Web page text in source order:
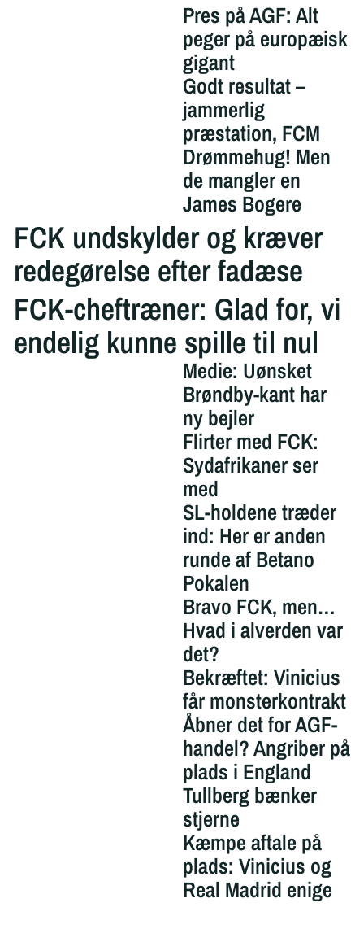
Pres på AGF: Alt
peger på europæisk
gigant
Godt resultat –
jammerlig
præstation, FCM
Drømmehug! Men
de mangler en
James Bogere
FCK undskylder og kræver
redegørelse efter fadæse
FCK-cheftræner: Glad for, vi
endelig kunne spille til nul
Medie: Uønsket
Brøndby-kant har
ny bejler
Flirter med FCK:
Sydafrikaner ser
med
SL-holdene træder
ind: Her er anden
runde af Betano
Pokalen
Bravo FCK, men…
Hvad i alverden var
det?
Bekræftet: Vinicius
får monsterkontrakt
Åbner det for AGF-
handel? Angriber på
plads i England
Tullberg bænker
stjerne
Kæmpe aftale på
plads: Vinicius og
Real Madrid enige